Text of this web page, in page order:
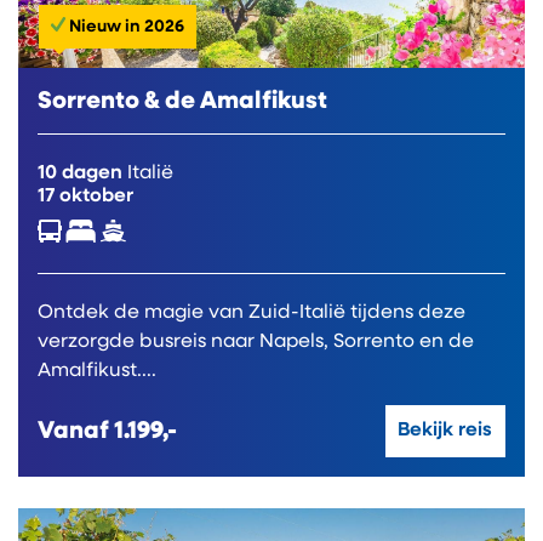
Nieuw in 2026
Sorrento & de Amalfikust
10 dagen Italië
17 oktober
Ontdek de magie van Zuid-Italië tijdens deze
verzorgde busreis naar Napels, Sorrento en de
Amalfikust....
Vanaf 1.199,- Bekijk reis